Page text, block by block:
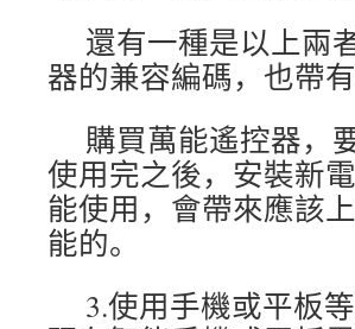
還有一種是以上兩
器的兼容編碼，也帶
購買萬能遙控器，
使用完之後，安裝新
能使用，會帶來應該
能的。
3.使用手機或平板